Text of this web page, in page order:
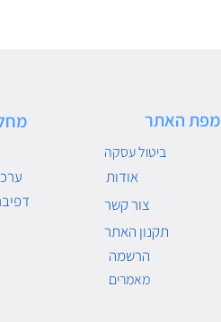
מפת האתר
ביטול עסקה
אודות
צור קשר
תקנון האתר
הרשמה
מאמרים